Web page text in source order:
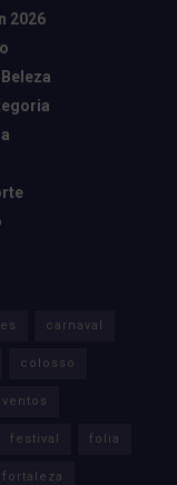
2026
carnaval
colosso
festival folia
fortaleza